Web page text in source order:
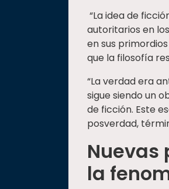
“La idea de
autoritarios en
en sus
que la filosofía
“La verdad era
sigue siendo un
de ficción. Este
posverdad,
Nuevas
la